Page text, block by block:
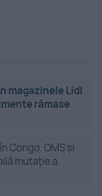
magazinele Lidl
rămase
Congo. OMS și
mutație a